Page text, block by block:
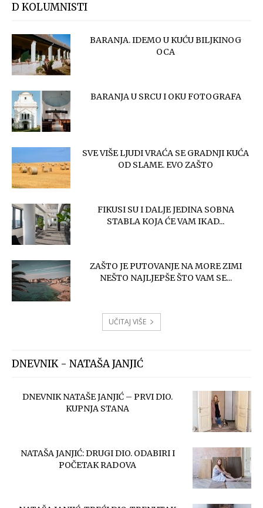
D KOLUMNISTI
BARANJA. IDEMO U KUĆU BILJKINOG
OCA
BARANJA U SRCU I OKU FOTOGRAFA
SVE VIŠE LJUDI VRAĆA SE GRADNJI KUĆA
OD SLAME. EVO ZAŠTO
FIKUSI SU I DALJE JEDINA SOBNA
STABLA KOJA ĆE VAM IKAD...
ZAŠTO JE PUTOVANJE NA MORE ZIMI
NEŠTO NAJLJEPŠE ŠTO VAM SE...
UČITAJ VIŠE
DNEVNIK - NATAŠA JANJIĆ
DNEVNIK NATAŠE JANJIĆ – PRVI DIO.
KUPNJA STANA
NATAŠA JANJIĆ: DRUGI DIO. ODABIRI I
POČETAK RADOVA